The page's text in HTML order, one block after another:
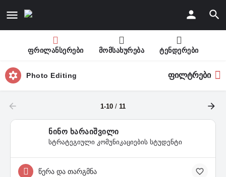
ფრილანსერები მომსახურება ტენდერები
Photo Editing ფილტრები
1-10 / 11
ნინო ხარაიშვილი
სტრატეგიული კომუნიკაციების სტუდენტი
წერა და თარგმნა